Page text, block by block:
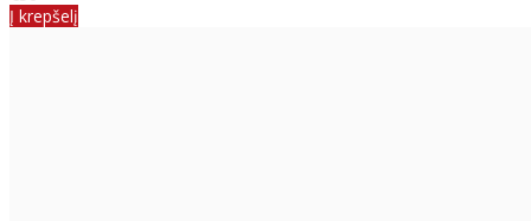
Į krepšelį